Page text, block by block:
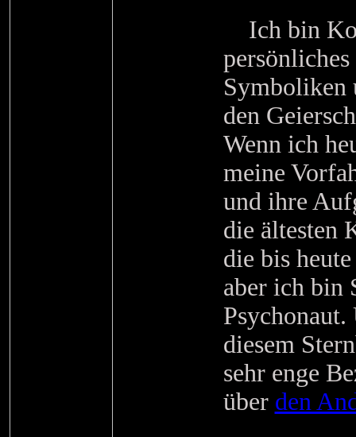
Ich bin
Symboliken
den
Wenn ich
meine
und ihre
die ältesten
die bis
aber ich bin
diesem
sehr enge
über den